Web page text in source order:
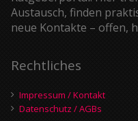
Austausch, finden
neue Kontakte – offen,
Rechtliches
Impressum / Kontakt
Datenschutz / AGBs